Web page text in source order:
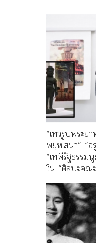
“เทวรูปพระย
พยุหเสนา” “
“เทพีรัฐธรรม
ใน “ศิลปะคณ